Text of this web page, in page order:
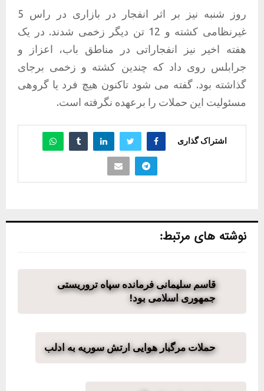
روز شنبه نیز بر اثر انفجار در بازاری در راس 5
غیرنظامی کشته و 12 تن دیگر زخمی شدند. در یک
هفته اخیر نیز انفجاراتی در مناطق باب، اعزاز و
جرابلس روی داد که چندین کشته و زخمی برجای
گذاشته بود. گفته می شود تاکنون هیچ فرد یا گروهی
مسئولیت این حملات را برعهده نگرفته است.
اشتراک گذاری
نوشته های مرتبط:
قاسم سلیمانی فرمانده سپاه تروریستی
جمهوری اسلامی بود!
حملات مرگبار هوایی ارتش سوریه به ادلب